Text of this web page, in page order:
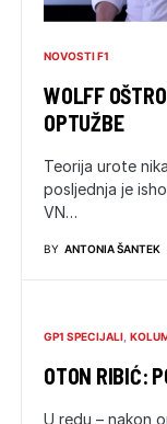
NOVOSTI F1
WOLFF
OPTUŽBE
Teorija urote
posljednja je
VN…
BY ANTONIA ŠANTEK
GP1 SPECIJALI
OTON RIBIĆ:
U redu – nakon